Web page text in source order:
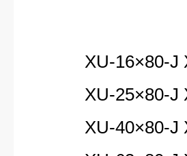
XU-16×80-J
XU-25×80-J
XU-40×80-J